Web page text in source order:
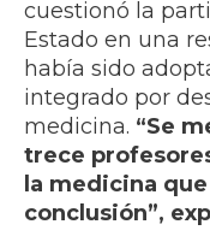
cuestionó la
Estado en una
había sido
integrado por
medicina. “Se
trece
la medicina
conclusión”,